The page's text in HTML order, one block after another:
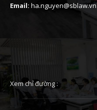
Email: ha.nguyen@sblaw.vn
Xem chỉ đường :